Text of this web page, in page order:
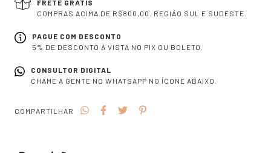
FRETE GRÁTIS
COMPRAS ACIMA DE R$800,00. REGIÃO SUL E SUDESTE.
PAGUE COM DESCONTO
5% DE DESCONTO À VISTA NO PIX OU BOLETO.
CONSULTOR DIGITAL
CHAME A GENTE NO WHATSAPP NO ÍCONE ABAIXO.
COMPARTILHAR